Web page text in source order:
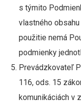
s týmito
vlastného
použitie nemá
podmienky
Prevádzkovateľ
116, ods. 15
komunikáciách v